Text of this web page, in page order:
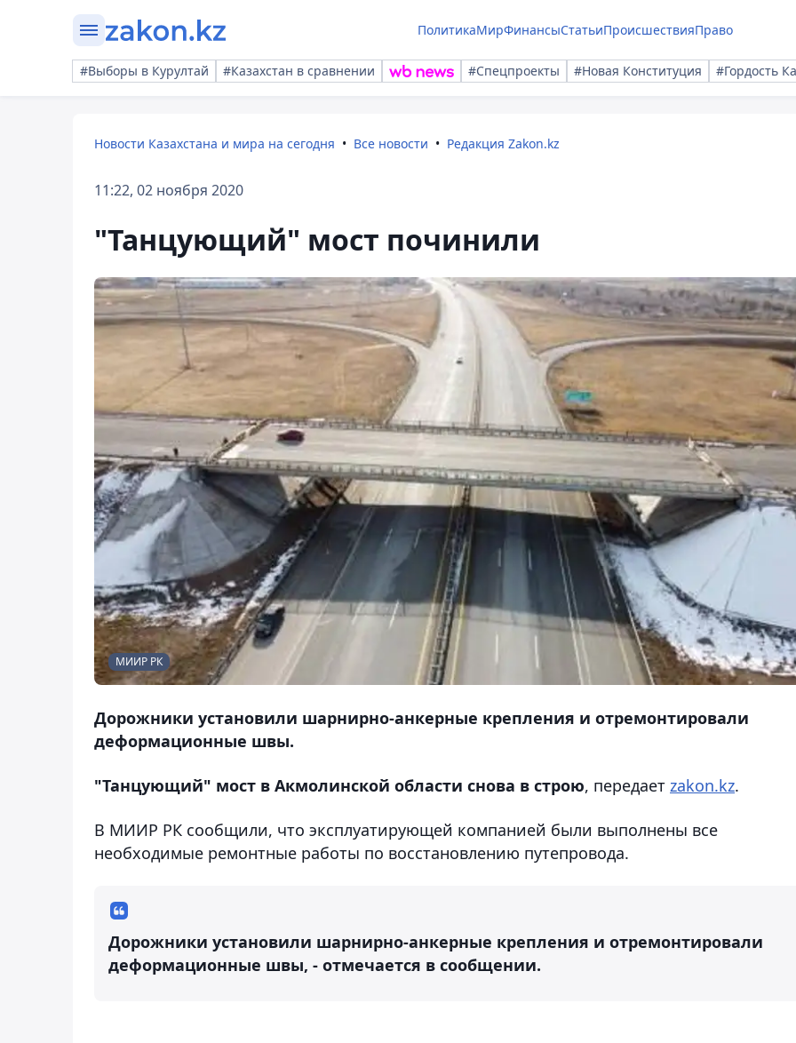
ПолитикаМирФинансыСтатьиПроисшествияПраво
#Выборы в Курултай #Казахстан в сравнении #Спецпроекты #Новая Конституция #Гордость
Новости Казахстана и мира на сегодня Все новости Редакция Zakon.kz
11:22, 02 ноября 2020
"Танцующий" мост починили
МИИР РК
Дорожники установили шарнирно-анкерные крепления и отремонтировали
деформационные швы.
"Танцующий" мост в Акмолинской области снова в строю, передает zakon.kz.
В МИИР РК сообщили, что эксплуатирующей компанией были выполнены все
необходимые ремонтные работы по восстановлению путепровода.
Дорожники установили шарнирно-анкерные крепления и отремонтировали
деформационные швы, - отмечается в сообщении.